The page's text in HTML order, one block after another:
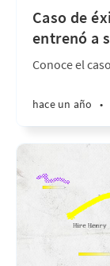
Caso de
entrenó a
Conoce el
hace un año •